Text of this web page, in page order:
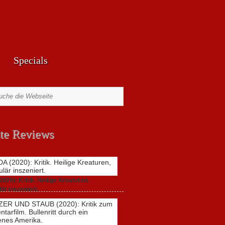
Specials
Reviews
Kritik. Heilige Kreaturen,
inszeniert.
GUNDA
(2020):
Kritik.